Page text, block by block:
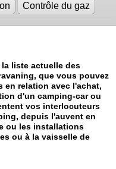
Contrôle du gaz
liste actuelle des
que vous pouvez
relation avec l'achat,
d'un camping-car ou
vos interlocuteurs
depuis l'auvent en
ou les installations
ou à la vaisselle de